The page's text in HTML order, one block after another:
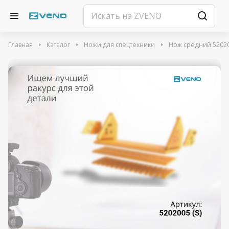
Главная Каталог Ножи для спецтехники Нож средний